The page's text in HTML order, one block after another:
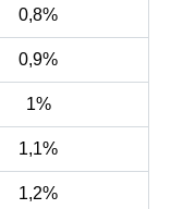
0,8%
0,9%
1%
1,1%
1,2%